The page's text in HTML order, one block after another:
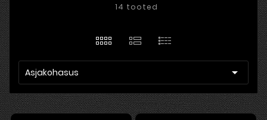
14 tooted
Asjakohasus 